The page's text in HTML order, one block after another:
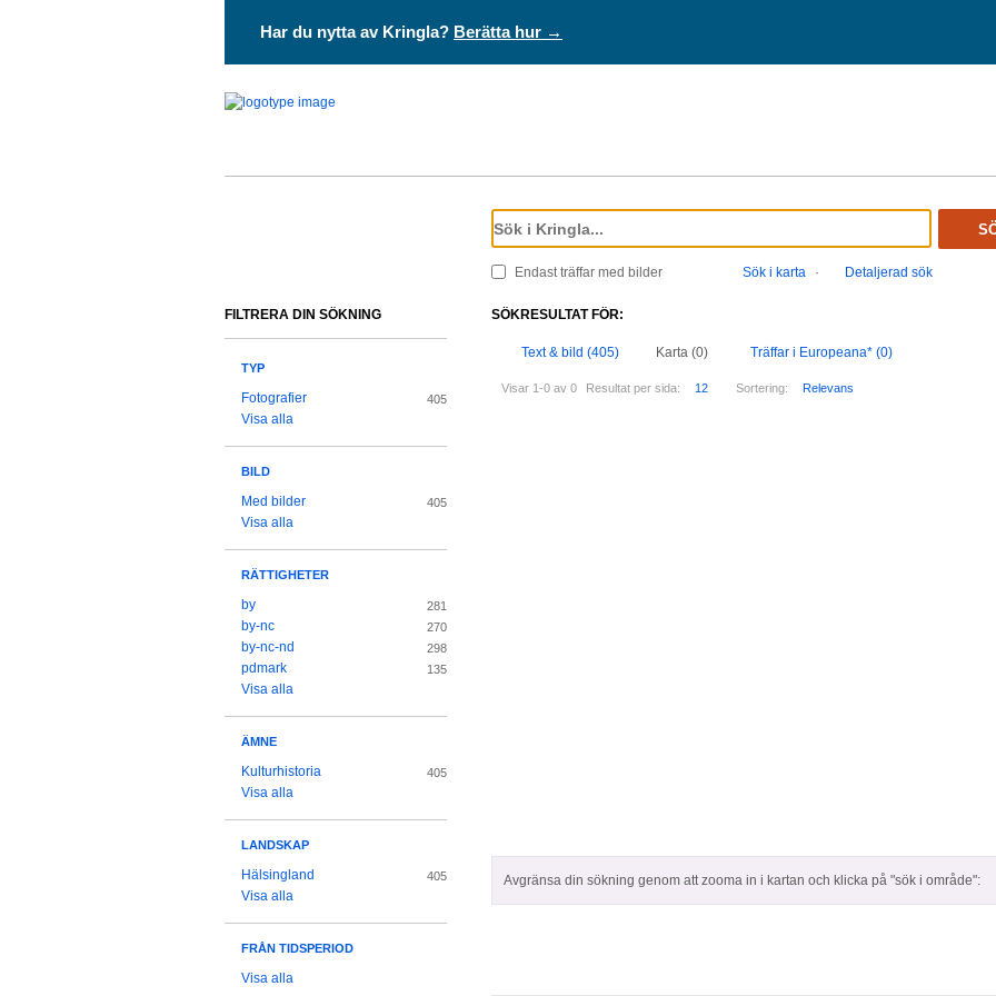
Har du nytta av Kringla? Berätta hur →
Endast träffar med bilder Sök i karta · Detaljerad sök
SÖKRESULTAT FÖR:
Text & bild (405) Karta (0) Träffar i Europeana* (0)
Visar 1-0 av 0 Resultat per sida: 12 Sortering: Relevans
Avgränsa din sökning genom att zooma in i kartan och klicka på "sök i område":
FILTRERA DIN SÖKNING
TYP
Fotografier 405
Visa alla
BILD
Med bilder 405
Visa alla
RÄTTIGHETER
by 281
by-nc 270
by-nc-nd 298
pdmark 135
Visa alla
ÄMNE
Kulturhistoria 405
Visa alla
LANDSKAP
Hälsingland 405
Visa alla
FRÅN TIDSPERIOD
Visa alla